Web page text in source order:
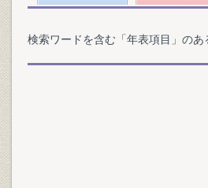
検索ワードを含む「年表項目」の